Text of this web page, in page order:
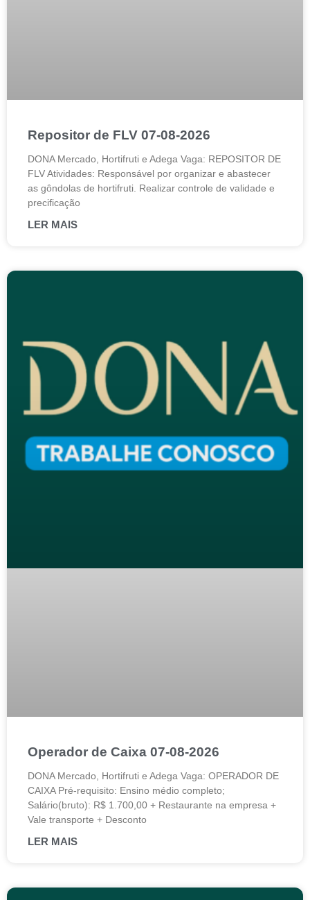
Repositor de FLV 07-08-2026
DONA Mercado, Hortifruti e Adega Vaga: REPOSITOR DE
FLV Atividades: Responsável por organizar e abastecer
as gôndolas de hortifruti. Realizar controle de validade e
precificação
LER MAIS
Operador de Caixa 07-08-2026
DONA Mercado, Hortifruti e Adega Vaga: OPERADOR DE
CAIXA Pré-requisito: Ensino médio completo;
Salário(bruto): R$ 1.700,00 + Restaurante na empresa +
Vale transporte + Desconto
LER MAIS